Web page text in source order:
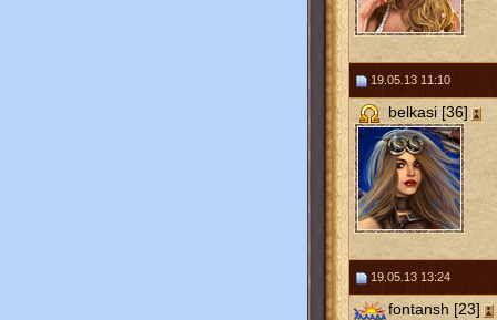
19.05.13 11:10
belkasi [36]
19.05.13 13:24
fontansh [23]